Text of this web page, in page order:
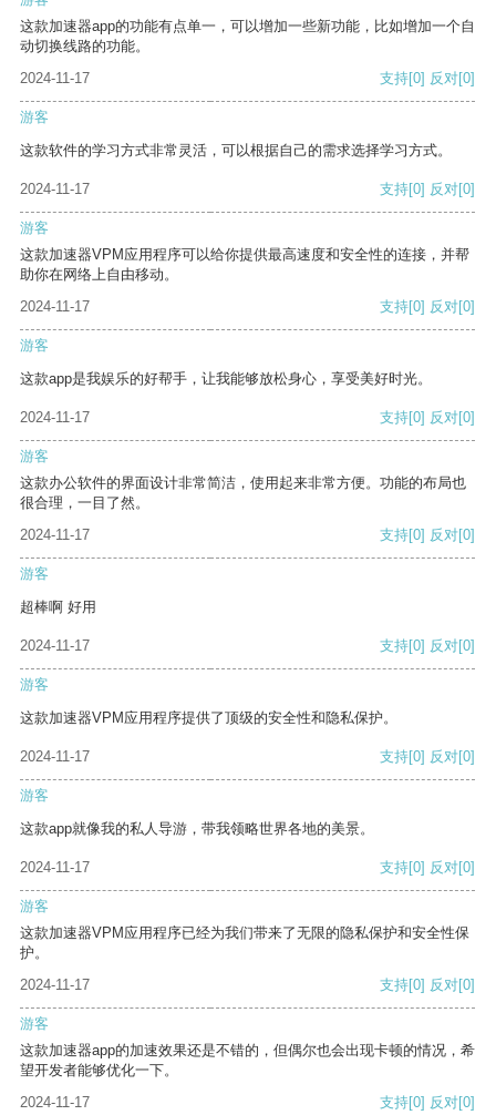
这款加速器app的功能有点单一，可以增加一些新功能，比如增加一个自
动切换线路的功能。
2024-11-17
支持[0] 反对[0]
游客
这款软件的学习方式非常灵活，可以根据自己的需求选择学习方式。
2024-11-17 支持[0] 反对[0]
游客
这款加速器VPM应用程序可以给你提供最高速度和安全性的连接，并帮
助你在网络上自由移动。
2024-11-17
支持[0] 反对[0]
游客
这款app是我娱乐的好帮手，让我能够放松身心，享受美好时光。
2024-11-17 支持[0] 反对[0]
游客
这款办公软件的界面设计非常简洁，使用起来非常方便。功能的布局也
很合理，一目了然。
2024-11-17
支持[0] 反对[0]
游客
超棒啊 好用
2024-11-17 支持[0] 反对[0]
游客
这款加速器VPM应用程序提供了顶级的安全性和隐私保护。
2024-11-17 支持[0] 反对[0]
游客
这款app就像我的私人导游，带我领略世界各地的美景。
2024-11-17 支持[0] 反对[0]
游客
这款加速器VPM应用程序已经为我们带来了无限的隐私保护和安全性保
护。
2024-11-17
支持[0] 反对[0]
游客
这款加速器app的加速效果还是不错的，但偶尔也会出现卡顿的情况，希
望开发者能够优化一下。
2024-11-17
支持[0] 反对[0]